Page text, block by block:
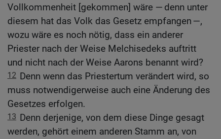
Vollkommenheit [gekommen] wäre — denn unter
diesem hat das Volk das Gesetz empfangen —,
wozu wäre es noch nötig, dass ein anderer
Priester nach der Weise Melchisedeks auftritt
und nicht nach der Weise Aarons benannt wird?
12 Denn wenn das Priestertum verändert wird, so
muss notwendigerweise auch eine Änderung des
Gesetzes erfolgen.
13 Denn derjenige, von dem diese Dinge gesagt
werden, gehört einem anderen Stamm an, von